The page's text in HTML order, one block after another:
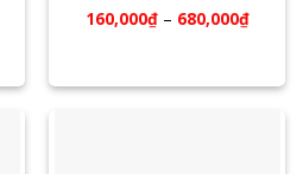
160,000₫– 680,000₫